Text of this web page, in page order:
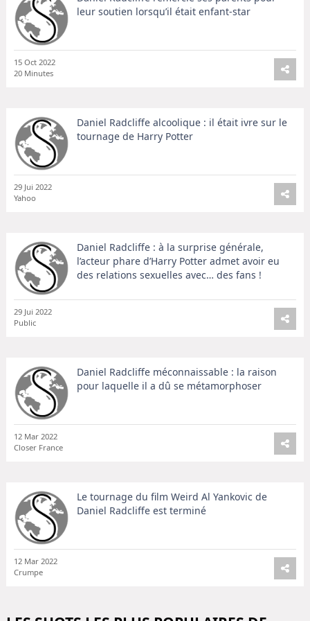
leur soutien lorsqu’il était enfant-star
15 Oct 2022
20 Minutes
Daniel Radcliffe alcoolique : il était ivre sur le
tournage de Harry Potter
29 Jui 2022
Yahoo
Daniel Radcliffe : à la surprise générale,
l’acteur phare d’Harry Potter admet avoir eu
des relations sexuelles avec… des fans !
29 Jui 2022
Public
Daniel Radcliffe méconnaissable : la raison
pour laquelle il a dû se métamorphoser
12 Mar 2022
Closer France
Le tournage du film Weird Al Yankovic de
Daniel Radcliffe est terminé
12 Mar 2022
Crumpe